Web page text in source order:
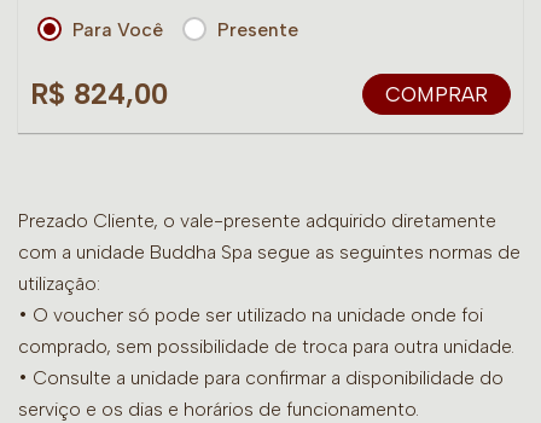
Para Você Presente
R$ 824,00 COMPRAR
Prezado Cliente, o vale-presente adquirido diretamente
com a unidade Buddha Spa segue as seguintes normas de
utilização:
• O voucher só pode ser utilizado na unidade onde foi
comprado, sem possibilidade de troca para outra unidade.
• Consulte a unidade para confirmar a disponibilidade do
serviço e os dias e horários de funcionamento.